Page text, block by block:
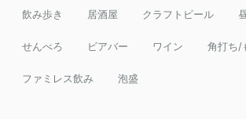
飲み歩き 居酒屋 クラフトビール
せんべろ ビアバー ワイン 角打ち/
ファミレス飲み 泡盛